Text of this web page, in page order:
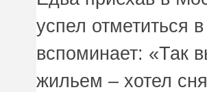
успел отметиться
вспоминает: «Так
жильем – хотел